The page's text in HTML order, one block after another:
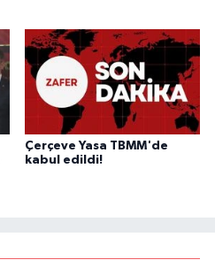
Çerçeve Yasa TBMM'de
kabul edildi!